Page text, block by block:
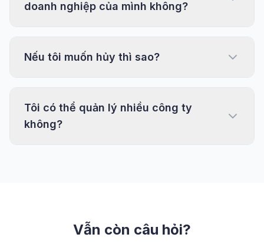
doanh nghiệp của mình không?
Nếu tôi muốn hủy thì sao?
Tôi có thể quản lý nhiều công ty
không?
Vẫn còn câu hỏi?